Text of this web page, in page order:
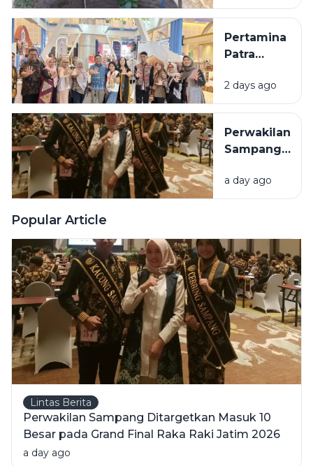
Sumenep
Kering
Pertamina
Patra
Bawa 5
UMKM
Tampil di
Surabaya
2026
2 days ago
Perwakilan
Sampang
Masuk 10
Besar pada
Jatim 2026
a day ago
Popular Article
Lintas Berita
Perwakilan Sampang Ditargetkan Masuk 10
Besar pada Grand Final Raka Raki Jatim 2026
a day ago